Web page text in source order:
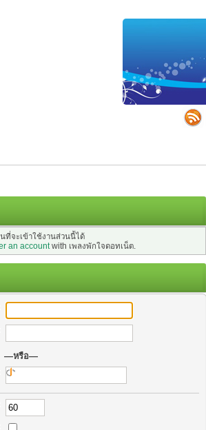
ที่จะเข้าใช้งานส่วนนี้ได้
an accountwith เพลงพักใจดอทเน็ต.
—หรือ—